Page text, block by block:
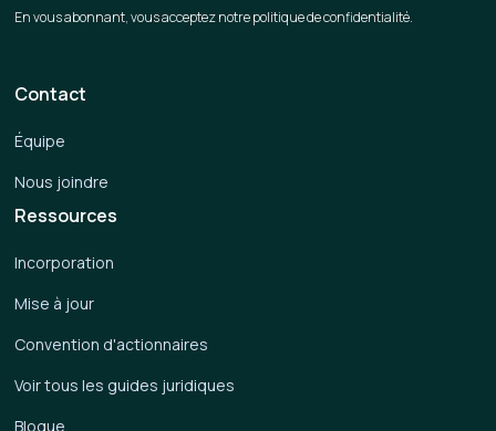
En vous abonnant, vous acceptez notre politique de confidentialité.
Ressources
Incorporation
Mise à jour
Convention d'actionnaires
Voir tous les guides juridiques
Blogue
Contact
Équipe
Nous joindre